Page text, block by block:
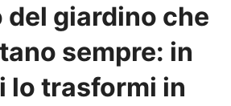
del giardino che
sempre: in
lo trasformi in